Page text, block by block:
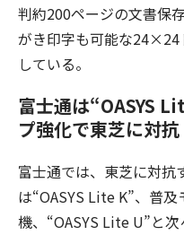
判約200ページの文書保
がき印字も可能な24×24
している。
富士通は“OASYS
プ強化で東芝に対抗
富士通では、東芝に対抗
は“OASYS Lite K”、普
機、“OASYS Lite U”と